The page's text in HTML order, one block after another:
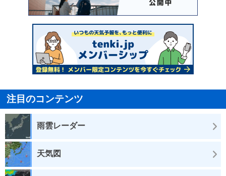
注目のコンテンツ
雨雲レーダー
天気図